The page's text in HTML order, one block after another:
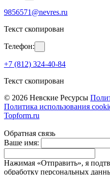
9856571@nevres.ru
Текст скопирован
Телефон:
+7 (812) 324-40-84
Текст скопирован
© 2026 Невские Ресурсы
Политика использования
Topform.ru
Обратная связь
Ваше имя:
Нажимая «Отправить», я
обработку персональных